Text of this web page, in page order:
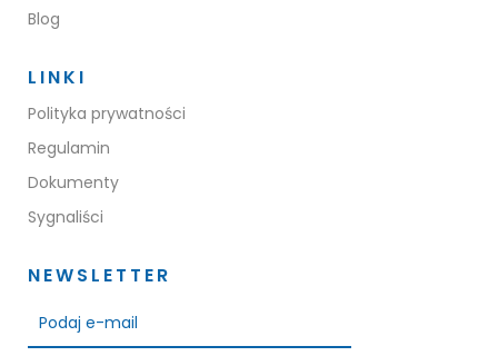
Blog
LINKI
Polityka prywatności
Regulamin
Dokumenty
Sygnaliści
NEWSLETTER